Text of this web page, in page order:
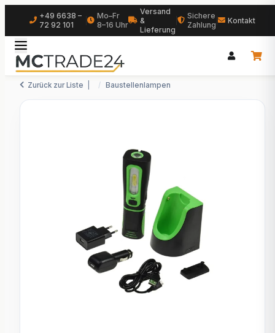
+49 6638 –
72 92 101
Mo–Fr
8–16 Uhr
Versand
&
Lieferung
Sichere
Zahlung
Kontakt
Zurück zur Liste Baustellenlampen